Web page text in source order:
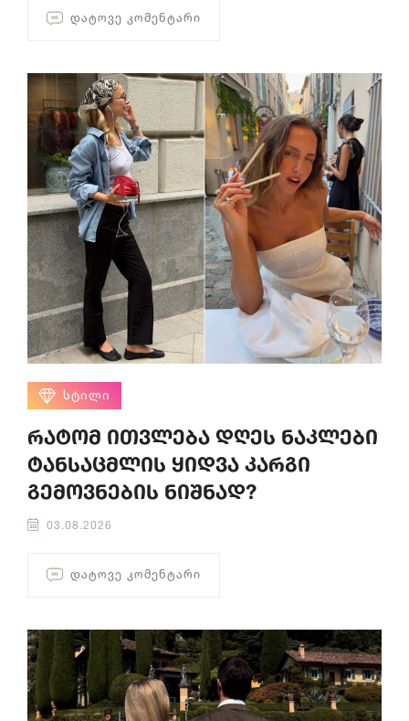
ᲓᲐᲢᲝᲕᲔ ᲙᲝᲛᲔᲜᲢᲐᲠᲘ
ᲡᲢᲘᲚᲘ
რატომ ითვლება დღეს ნაკლები
ტანსაცმლის ყიდვა კარგი
გემოვნების ნიშნად?
03.08.2026
ᲓᲐᲢᲝᲕᲔ ᲙᲝᲛᲔᲜᲢᲐᲠᲘ